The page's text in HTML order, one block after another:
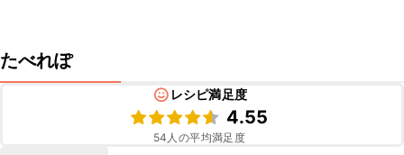
たべれぽ
レシピ満足度
4.55
54 人の平均満足度